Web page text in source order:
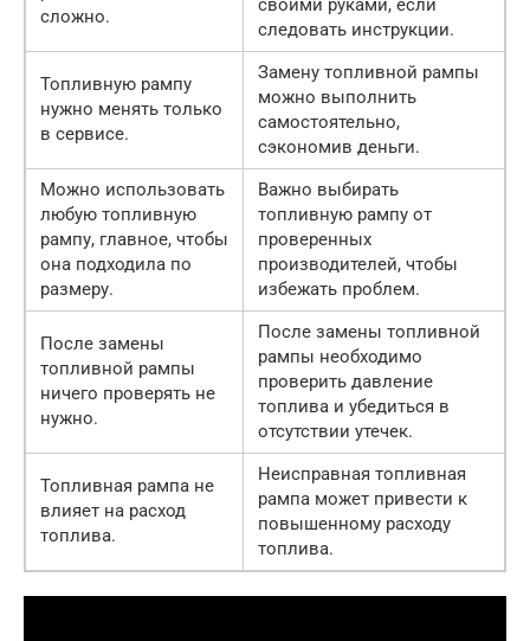
сложно.
своими руками, если
следовать инструкции.
Топливную рампу
нужно менять только
в сервисе.
Замену топливной рампы
можно выполнить
самостоятельно,
сэкономив деньги.
Можно использовать
любую топливную
рампу, главное, чтобы
она подходила по
размеру.
Важно выбирать
топливную рампу от
проверенных
производителей, чтобы
избежать проблем.
После замены
топливной рампы
ничего проверять не
нужно.
После замены топливной
рампы необходимо
проверить давление
топлива и убедиться в
отсутствии утечек.
Топливная рампа не
влияет на расход
топлива.
Неисправная топливная
рампа может привести к
повышенному расходу
топлива.